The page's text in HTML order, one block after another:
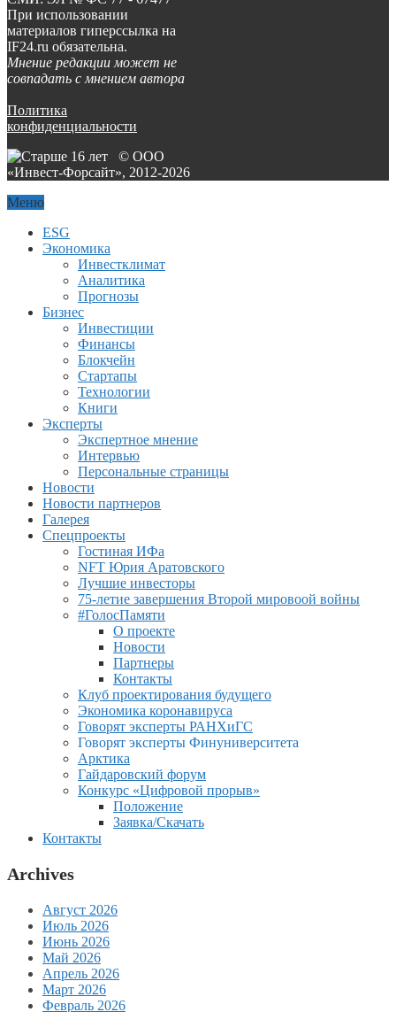
При использовании
материалов гиперссылка на
IF24.ru обязательна.
Мнение редакции может не
совпадать с мнением автора
Политика
конфиденциальности
© ООО
«Инвест-Форсайт», 2012-2026
Меню
ESG
Экономика
Инвестклимат
Аналитика
Прогнозы
Бизнес
Инвестиции
Финансы
Блокчейн
Стартапы
Технологии
Книги
Эксперты
Экспертное мнение
Интервью
Персональные страницы
Новости
Новости партнеров
Галерея
Спецпроекты
Гостиная ИФа
NFT Юрия Аратовского
Лучшие инвесторы
75-летие завершения Второй мировоой войны
#ГолосПамяти
О проекте
Новости
Партнеры
Контакты
Клуб проектирования будущего
Экономика коронавируса
Говорят эксперты РАНХиГС
Говорят эксперты Финуниверситета
Арктика
Гайдаровский форум
Конкурс «Цифровой прорыв»
Положение
Заявка/Скачать
Контакты
Archives
Август 2026
Июль 2026
Июнь 2026
Май 2026
Апрель 2026
Март 2026
Февраль 2026